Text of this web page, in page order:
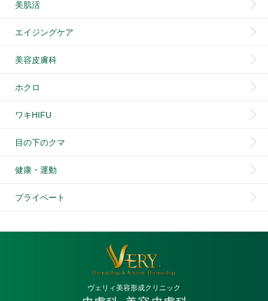
美肌活
エイジングケア
美容皮膚科
ホクロ
ワキHIFU
目の下のクマ
健康・運動
プライベート
ヴェリィ美容形成クリニック